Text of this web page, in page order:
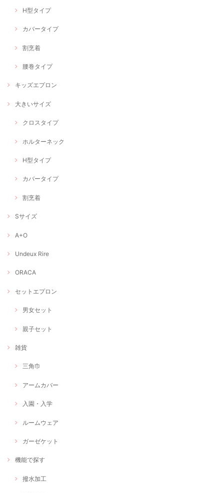
H型タイプ
カバータイプ
割烹着
腰巻タイプ
キッズエプロン
大きいサイズ
クロスタイプ
ホルターネック
H型タイプ
カバータイプ
割烹着
Sサイズ
A+O
Undeux Rire
ORACA
セットエプロン
男女セット
親子セット
雑貨
三角巾
アームカバー
入園・入学
ルームウェア
ガーゼケット
機能で探す
撥水加工